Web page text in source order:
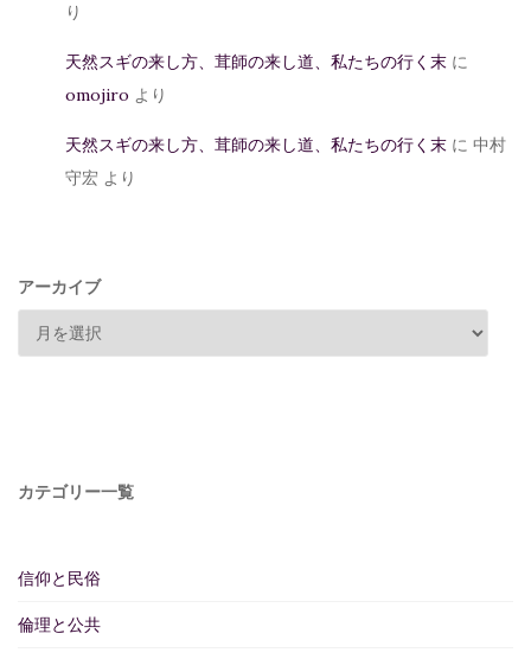
り
天然スギの来し方、茸師の来し道、私たちの行く末 に
omojiro より
天然スギの来し方、茸師の来し道、私たちの行く末 に 中村
守宏 より
アーカイブ
カテゴリー一覧
信仰と民俗
倫理と公共